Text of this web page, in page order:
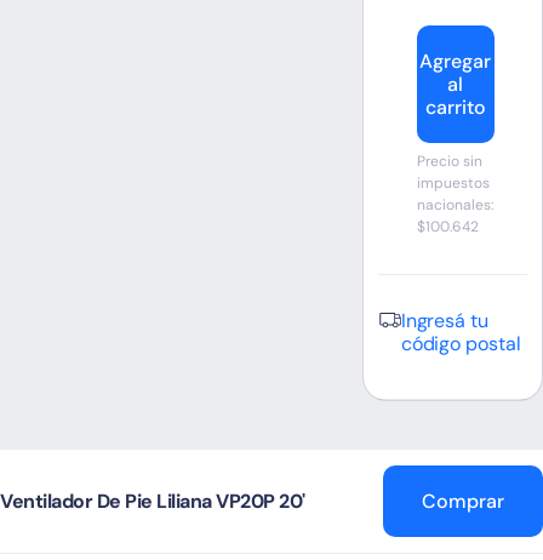
Agregar
al
carrito
Precio sin
impuestos
nacionales:
$100.642
Ingresá tu
código postal
Ventilador De Pie Liliana VP20P 20' Comprar